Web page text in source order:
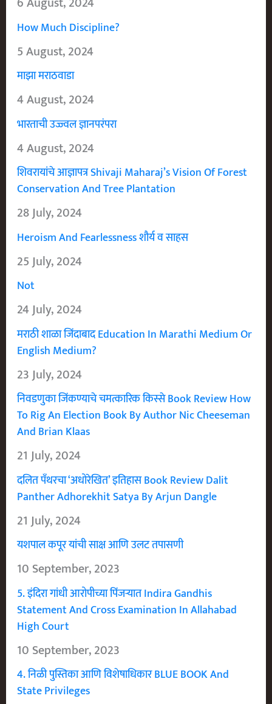
How Much Discipline?
5 August, 2024
माझा मराठवाडा
4 August, 2024
भारताची उज्ज्वल ज्ञानपरंपरा
4 August, 2024
शिवरायांचे आज्ञापत्र Shivaji Maharaj’s Vision Of Forest
Conservation And Tree Plantation
28 July, 2024
Heroism And Fearlessness शौर्य व साहस
25 July, 2024
Not
24 July, 2024
मराठी शाळा जिंदाबाद Education In Marathi Medium Or
English Medium?
23 July, 2024
निवडणुका जिंकण्याचे चमत्कारिक किस्से Book Review How
To Rig An Election Book By Author Nic Cheeseman
And Brian Klaas
21 July, 2024
दलित पँथरचा ‘अधोरेखित’ इतिहास Book Review Dalit
Panther Adhorekhit Satya By Arjun Dangle
21 July, 2024
यशपाल कपूर यांची साक्ष आणि उलट तपासणी
10 September, 2023
5. इंदिरा गांधी आरोपीच्या पिंजऱ्यात Indira Gandhis
Statement And Cross Examination In Allahabad
High Court
10 September, 2023
4. निळी पुस्तिका आणि विशेषाधिकार BLUE BOOK And
State Privileges